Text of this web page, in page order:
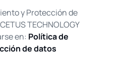
y Protección de
TECHNOLOGY
en: Política de
de datos